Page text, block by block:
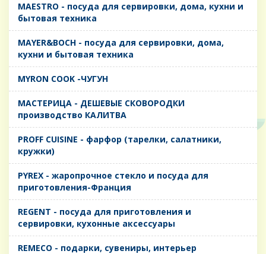
MAESTRO - посуда для сервировки, дома, кухни и
бытовая техника
MAYER&BOCH - посуда для сервировки, дома,
кухни и бытовая техника
MYRON COOK -ЧУГУН
MАСТЕРИЦА - ДЕШЕВЫЕ СКОВОРОДКИ
производство КАЛИТВА
PROFF CUISINE - фарфор (тарелки, салатники,
кружки)
PYREX - жаропрочное стекло и посуда для
приготовления-Франция
REGENT - посуда для приготовления и
сервировки, кухонные аксессуары
REMECO - подарки, сувениры, интерьер